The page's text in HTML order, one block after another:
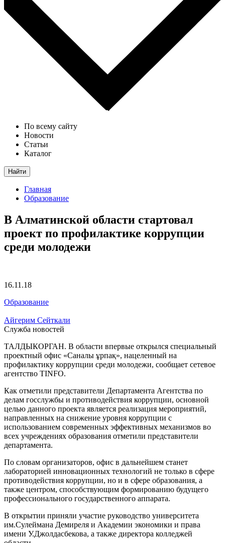
По всему сайту
Новости
Статьи
Каталог
Найти
Главная
Образование
В Алматинской области стартовал
проект по профилактике коррупции
среди молодежи
16.11.18
Образование
Айгерим Сейткали
Служба новостей
ТАЛДЫКОРГАН. В области впервые открылся специальный
проектный офис «Саналы ұрпақ», нацеленный на
профилактику коррупции среди молодежи, сообщает сетевое
агентство TINFO.
Как отметили представители Департамента Агентства по
делам госслужбы и противодействия коррупции, основной
целью данного проекта является реализация мероприятий,
направленных на снижение уровня коррупции с
использованием современных эффективных механизмов во
всех учреждениях образования отметили представители
департамента.
По словам организаторов, офис в дальнейшем станет
лабораторией инновационных технологий не только в сфере
противодействия коррупции, но и в сфере образования, а
также центром, способствующим формированию будущего
профессионального государственного аппарата.
В открытии приняли участие руководство университета
им.Сулеймана Демиреля и Академии экономики и права
имени У.Джолдасбекова, а также директора колледжей